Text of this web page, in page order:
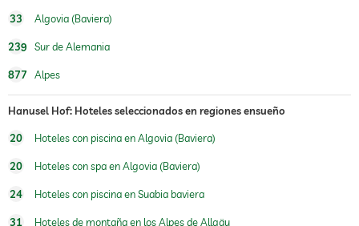
33 Algovia (Baviera)
239 Sur de Alemania
877 Alpes
Hanusel Hof: Hoteles seleccionados en regiones ensueño
20 Hoteles con piscina en Algovia (Baviera)
20 Hoteles con spa en Algovia (Baviera)
24 Hoteles con piscina en Suabia baviera
31 Hoteles de montaña en los Alpes de Allgäu